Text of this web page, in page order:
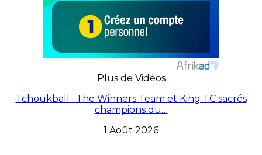
Plus de Vidéos
Tchoukball : The Winners Team et King TC sacrés
champions du…
1 Août 2026